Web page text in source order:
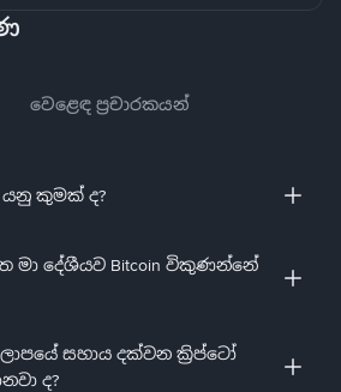
වෙළෙඳ ප්‍රචාරකයන්
යනු කුමක් ද?
මත මා දේශීයව Bitcoin විකුණන්නේ
සහාය දක්වන ක්‍රිප්ටෝ
ද?